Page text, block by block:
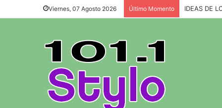
Viernes, 07 Agosto 2026 Último Momento IDEAS DE